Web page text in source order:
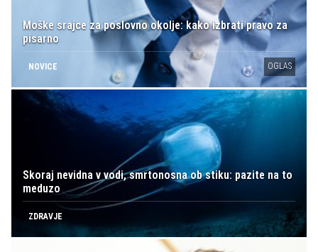
Moške srajce za poslovno okolje: kako izbrati pravo za
pisarno
NOVICE OGLAS
Skoraj nevidna v vodi, smrtonosna ob stiku: pazite na to
meduzo
ZDRAVJE